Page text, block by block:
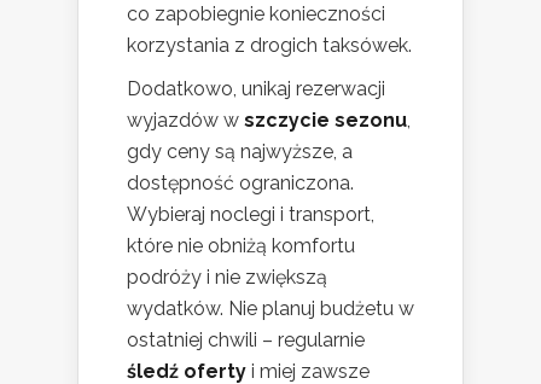
co zapobiegnie konieczności
korzystania z drogich taksówek.
Dodatkowo, unikaj rezerwacji
wyjazdów w szczycie sezonu
gdy ceny są najwyższe, a
dostępność ograniczona.
Wybieraj noclegi i transport,
które nie obniżą komfortu
podróży i nie zwiększą
wydatków. Nie planuj budżetu w
ostatniej chwili – regularnie
śledź oferty i miej zawsze